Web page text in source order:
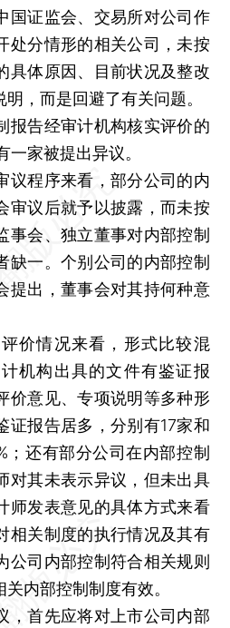
国证监会、交易所对公司作
处分情形的相关公司，未按
具体原因、目前状况及整改
，而是回避了有关问题。
告经审计机构核实评价的
家被提出异议。
程序来看，部分公司的内
审议后就予以披露，而未按
事会、独立董事对内部控制
缺一。个别公司的内部控制
提出，董事会对其持何种意
情况来看，形式比较混
机构出具的文件有鉴证报
价意见、专项说明等多种形
证报告居多，分别有17家和
；还有部分公司在内部控制
对其未表示异议，但未出具
师发表意见的具体方式来看
相关制度的执行情况及其有
公司内部控制符合相关规则
内部控制制度有效。
首先应将对上市公司内部